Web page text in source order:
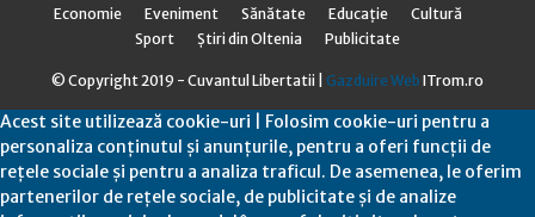
Economie
Eveniment Sănătate Educaţie
Cultură
Sport
Știri din Oltenia Publicitate
© Copyright 2019 - Cuvantul Libertatii | Gazduire Web ITrom.ro
Acest site utilizează cookie-uri | Folosim cookie-uri pentru a
personaliza conținutul și anunțurile, pentru a oferi funcții de
rețele sociale și pentru a analiza traficul. De asemenea, le oferim
partenerilor de rețele sociale, de publicitate și de analize